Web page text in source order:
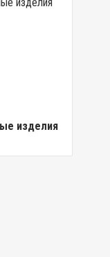
изделия